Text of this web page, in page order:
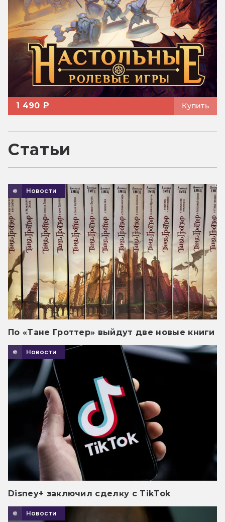
1 490 ₽ Купить
Статьи
Новости
По «Тане Гроттер» выйдут две новые книги
Новости
Disney+ заключил сделку с TikTok
Новости